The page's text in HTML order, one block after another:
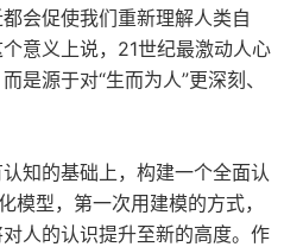
会促使我们重新理解人类自
意义上说，21世纪最激动人心
是源于对“生而为人”更深刻、
知的基础上，构建一个全面认
模型，第一次用建模的方式，
人的认识提升至新的高度。作